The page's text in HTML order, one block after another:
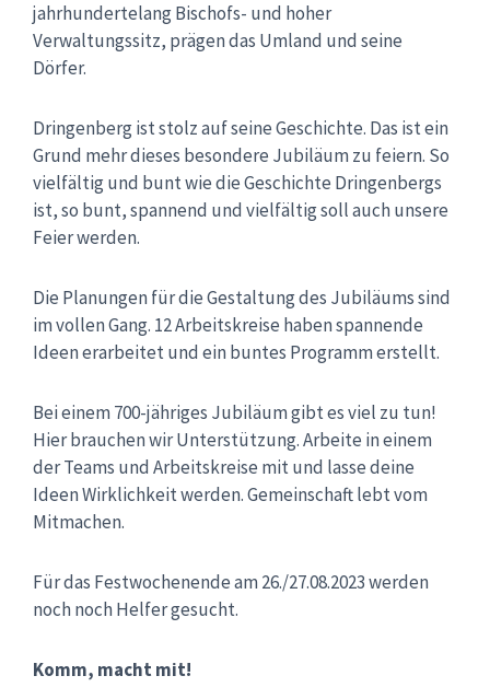
jahrhundertelang Bischofs- und hoher
Verwaltungssitz, prägen das Umland und seine
Dörfer.
Dringenberg ist stolz auf seine Geschichte. Das ist ein
Grund mehr dieses besondere Jubiläum zu feiern. So
vielfältig und bunt wie die Geschichte Dringenbergs
ist, so bunt, spannend und vielfältig soll auch unsere
Feier werden.
Die Planungen für die Gestaltung des Jubiläums sind
im vollen Gang. 12 Arbeitskreise haben spannende
Ideen erarbeitet und ein buntes Programm erstellt.
Bei einem 700-jähriges Jubiläum gibt es viel zu tun!
Hier brauchen wir Unterstützung. Arbeite in einem
der Teams und Arbeitskreise mit und lasse deine
Ideen Wirklichkeit werden. Gemeinschaft lebt vom
Mitmachen.
Für das Festwochenende am 26./27.08.2023 werden
noch noch Helfer gesucht.
Komm, macht mit!